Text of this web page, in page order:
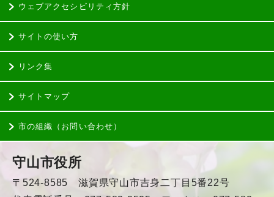
ウェブアクセシビリティ方針
サイトの使い方
リンク集
サイトマップ
市の組織（お問い合わせ）
守山市役所
〒524-8585 滋賀県守山市吉身二丁目5番22号